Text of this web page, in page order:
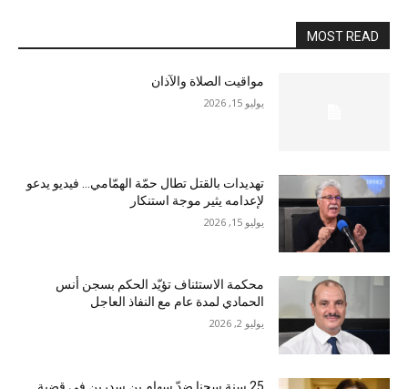
MOST READ
مواقيت الصلاة والآذان
يوليو 15, 2026
تهديدات بالقتل تطال حمّة الهمّامي… فيديو يدعو
لإعدامه يثير موجة استنكار
يوليو 15, 2026
محكمة الاستئناف تؤيّد الحكم بسجن أنس
الحمادي لمدة عام مع النفاذ العاجل
يوليو 2, 2026